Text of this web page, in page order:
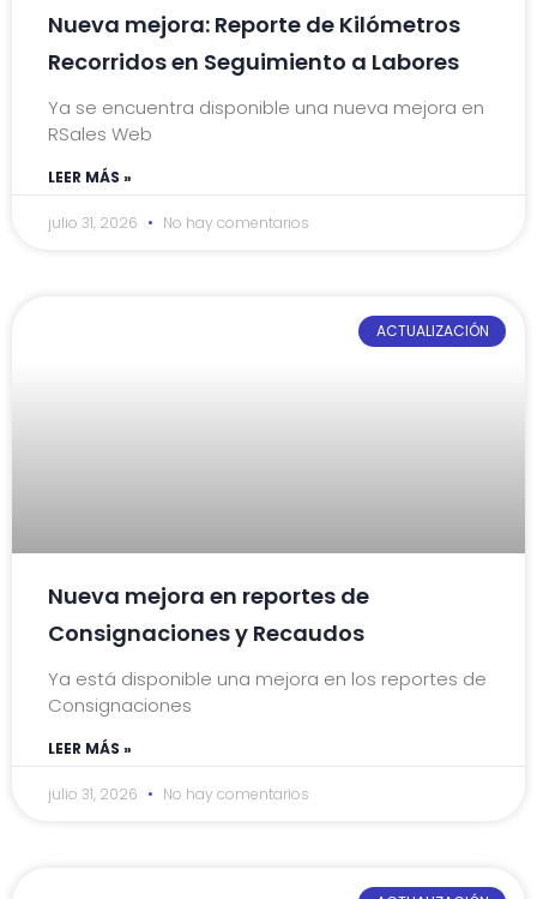
Nueva mejora: Reporte de Kilómetros
Recorridos en Seguimiento a Labores
Ya se encuentra disponible una nueva mejora en
RSales Web
LEER MÁS »
julio 31, 2026 No hay comentarios
ACTUALIZACIÓN
Nueva mejora en reportes de
Consignaciones y Recaudos
Ya está disponible una mejora en los reportes de
Consignaciones
LEER MÁS »
julio 31, 2026 No hay comentarios